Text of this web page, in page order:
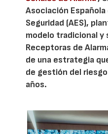
Asociación Española
Seguridad (AES),
modelo tradicional y
Receptoras de
de una estrategia
de gestión del
años.